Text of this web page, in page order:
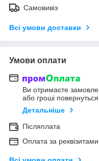
Самовивіз
Всі умови доставки
Умови оплати
Ви отримаєте
або гроші
Детальніше
Післяплата
Оплата за реквізитами